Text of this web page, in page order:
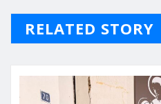
RELATED STORY